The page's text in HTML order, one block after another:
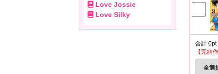
合計 0pt
【完結
全選
Love Jossie
Love Silky